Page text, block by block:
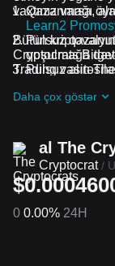
vaxtınız varsa,
Qazanmağı
Learn2
Pulsuz
qoşulmağa
Pulsuz alın
Bütün
Cryptocrats
Trading
Daha çox göstər
al The
Cryptocrat /
0 0.00% 24H